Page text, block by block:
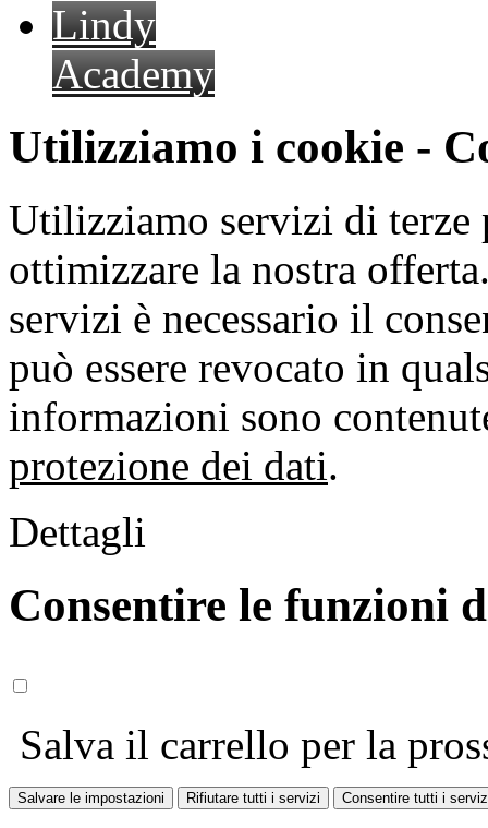
Lindy
Academy
Utilizziamo i cookie -
Utilizziamo servizi di terze
ottimizzare la nostra
servizi è necessario il
può essere revocato in
informazioni sono
protezione dei dati.
Dettagli
Consentire le funzioni
Salva il carrello per la
Salvare le impostazioni Rifiutare tutti i servizi Consentire tutti i